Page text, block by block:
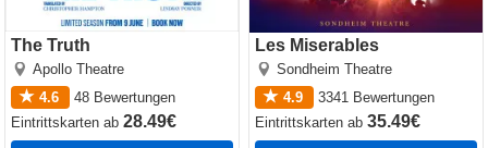
The Truth
Apollo Theatre
4.6
48 Bewertungen
Eintrittskartenab28.49€
Les Miserables
Sondheim Theatre
4.9
3341 Bewertungen
Eintrittskartenab35.49€